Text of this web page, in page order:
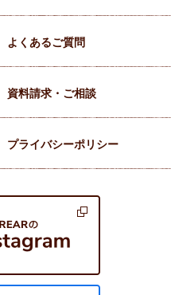
よくあるご質問
資料請求・ご相談
プライバシーポリシー